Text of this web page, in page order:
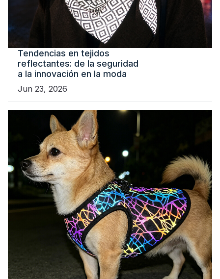
Tendencias en tejidos
reflectantes: de la seguridad
a la innovación en la moda
Jun 23, 2026